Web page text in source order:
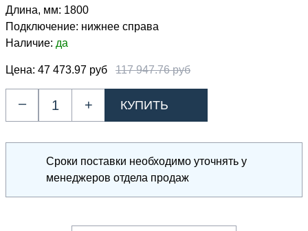
Длина, мм: 1800
Подключение: нижнее справа
Наличие: да
Цена: 47 473.97 руб 117 947.76 руб
– +
Сроки поставки необходимо уточнять у
менеджеров отдела продаж